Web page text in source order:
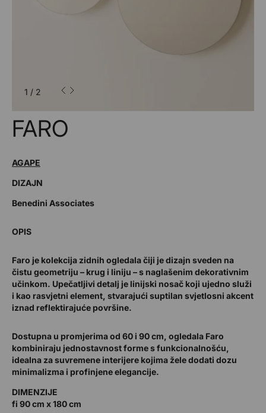
1 / 2
FARO
AGAPE
DIZAJN
Benedini Associates
OPIS
Faro je kolekcija zidnih ogledala čiji je dizajn sveden na
čistu geometriju – krug i liniju – s naglašenim dekorativnim
učinkom. Upečatljivi detalj je linijski nosač koji ujedno služi
i kao rasvjetni element, stvarajući suptilan svjetlosni akcent
iznad reflektirajuće površine.
Dostupna u promjerima od 60 i 90 cm, ogledala Faro
kombiniraju jednostavnost forme s funkcionalnošću,
idealna za suvremene interijere kojima žele dodati dozu
minimalizma i profinjene elegancije.
DIMENZIJE
fi 90 cm x 180 cm